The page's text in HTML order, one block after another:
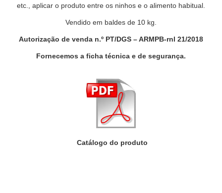
etc., aplicar o produto entre os ninhos e o alimento habitual.
Vendido em baldes de 10 kg.
Autorização de venda n.º PT/DGS – ARMPB-rnl 21/2018
Fornecemos a ficha técnica e de segurança.
Catálogo do produto